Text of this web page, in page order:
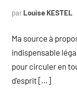
par Louise KESTEL
Ma source à
indispensable
pour circuler en
d’esprit […]